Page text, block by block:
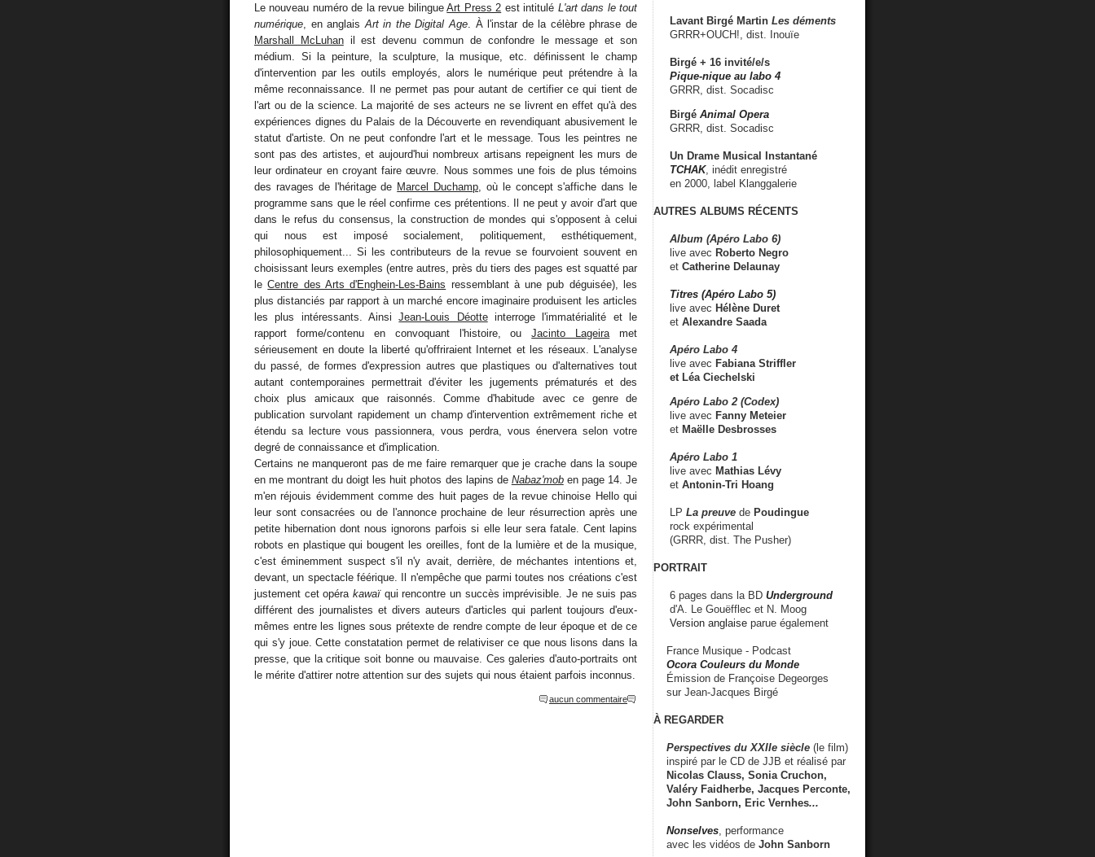
Le nouveau numéro de la revue bilingueArt Press 2 est intitulé L'art dans le tout
numérique , en anglais Art in the Digital Age . À l'instar de la célèbre phrase de
Marshall McLuhanil est devenu commun de confondre le message et son
médium. Si la peinture, la sculpture, la musique, etc. définissent le champ
d'intervention par les outils employés, alors le numérique peut prétendre à la
même reconnaissance. Il ne permet pas pour autant de certifier ce qui tient de
l'art ou de la science. La majorité de ses acteurs ne se livrent en effet qu'à des
expériences dignes du Palais de la Découverte en revendiquant abusivement le
statut d'artiste. On ne peut confondre l'art et le message. Tous les peintres ne
sont pas des artistes, et aujourd'hui nombreux artisans repeignent les murs de
leur ordinateur en croyant faire œuvre. Nous sommes une fois de plus témoins
des ravages de l'héritage de Marcel Duchamp , où le concept s'affiche dans le
programme sans que le réel confirme ces prétentions. Il ne peut y avoir d'art que
dans le refus du consensus, la construction de mondes qui s'opposent à celui
qui nous est imposé socialement, politiquement, esthétiquement,
philosophiquement... Si les contributeurs de la revue se fourvoient souvent en
choisissant leurs exemples (entre autres, près du tiers des pages est squatté par
leCentre des Arts d'Enghein-Les-Bains ressemblant à une pub déguisée), les
plus distanciés par rapport à un marché encore imaginaire produisent les articles
les plus intéressants. AinsiJean-Louis Déotteinterroge l'immatérialité et le
rapport forme/contenu en convoquant l'histoire, ouJacinto Lageira met
sérieusement en doute la liberté qu'offriraient Internet et les réseaux. L'analyse
du passé, de formes d'expression autres que plastiques ou d'alternatives tout
autant contemporaines permettrait d'éviter les jugements prématurés et des
choix plus amicaux que raisonnés. Comme d'habitude avec ce genre de
publication survolant rapidement un champ d'intervention extrêmement riche et
étendu sa lecture vous passionnera, vous perdra, vous énervera selon votre
degré de connaissance et d'implication.
Certains ne manqueront pas de me faire remarquer que je crache dans la soupe
en me montrant du doigt les huit photos des lapins de Nabaz'moben page 14. Je
m'en réjouis évidemment comme des huit pages de la revue chinoise Hello qui
leur sont consacrées ou de l'annonce prochaine de leur résurrection après une
petite hibernation dont nous ignorons parfois si elle leur sera fatale. Cent lapins
robots en plastique qui bougent les oreilles, font de la lumière et de la musique,
c'est éminemment suspect s'il n'y avait, derrière, de méchantes intentions et,
devant, un spectacle féérique. Il n'empêche que parmi toutes nos créations c'est
justement cet opéra kawaïqui rencontre un succès imprévisible. Je ne suis pas
différent des journalistes et divers auteurs d'articles qui parlent toujours d'eux-
mêmes entre les lignes sous prétexte de rendre compte de leur époque et de ce
qui s'y joue. Cette constatation permet de relativiser ce que nous lisons dans la
presse, que la critique soit bonne ou mauvaise. Ces galeries d'auto-portraits ont
le mérite d'attirer notre attention sur des sujets qui nous étaient parfois inconnus.
aucun commentaire
Lavant Birgé Martin Les déments
GRRR+OUCH!, dist. Inouïe
Birgé + 16 invité/e/s
Pique-nique au labo 4
GRRR, dist. Socadisc
Birgé Animal Opera
GRRR, dist. Socadisc
Un Drame Musical Instantané
TCHAK, inédit enregistré
en 2000, label Klanggalerie
AUTRES ALBUMS RÉCENTS
Album (Apéro Labo 6)
live avec Roberto Negro
et Catherine Delaunay
Titres (Apéro Labo 5)
live avec Hélène Duret
et Alexandre Saada
Apéro Labo 4
live avec Fabiana Striffler
et Léa Ciechelski
Apéro Labo 2 (Codex)
live avec Fanny Meteier
et Maëlle Desbrosses
Apéro Labo 1
live avec Mathias Lévy
et Antonin-Tri Hoang
LP La preuve de Poudingue
rock expérimental
(GRRR, dist. The Pusher)
PORTRAIT
6 pages dans la BD Underground
d'A. Le Gouëfflec et N. Moog
Version anglaise parue également
France Musique - Podcast
Ocora Couleurs du Monde
Émission de Françoise Degeorges
sur Jean-Jacques Birgé
À REGARDER
Perspectives du XXIIe siècle (le film)
inspiré par le CD de JJB et réalisé par
Nicolas Clauss, Sonia Cruchon,
Valéry Faidherbe, Jacques Perconte,
John Sanborn, Eric Vernhes...
Nonselves , performance
avec les vidéos de John Sanborn